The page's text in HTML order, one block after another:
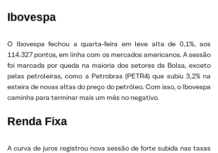
Ibovespa
O Ibovespa fechou a quarta-feira em leve alta de 0,1%, aos
114.327 pontos, em linha com os mercados americanos. A sessão
foi marcada por queda na maioria dos setores da Bolsa, exceto
pelas petroleiras, como a Petrobras (PETR4) que subiu 3,2% na
esteira de novas altas do preço do petróleo. Com isso, o Ibovespa
caminha para terminar mais um mês no negativo.
Renda Fixa
A curva de juros registrou nova sessão de forte subida nas taxas